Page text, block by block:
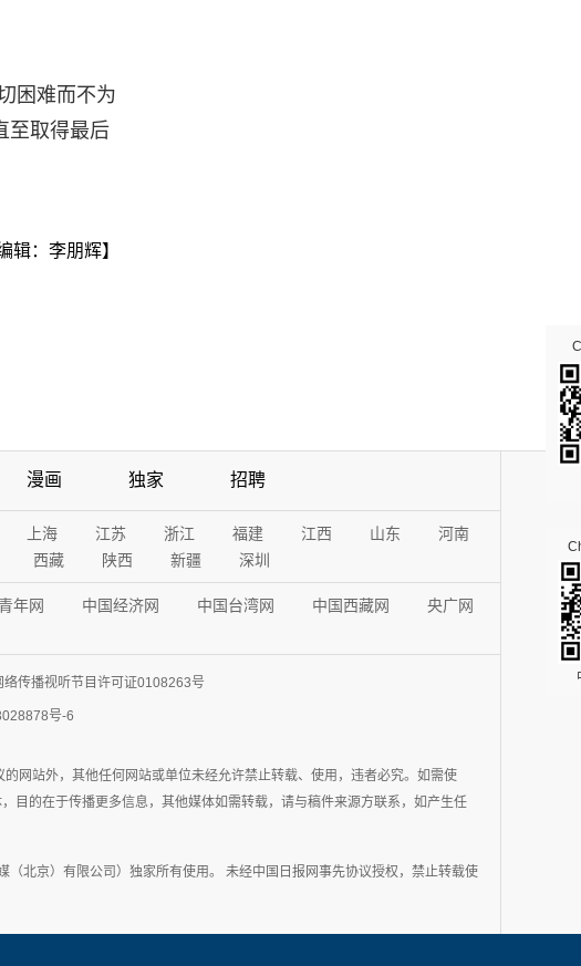
困难而不为
至取得最后
辑：李朋辉】
漫画 独家 招聘
上海 江苏 浙江 福建 江西 山东
河南
西藏 陕西 新疆 深圳
年网 中国经济网 中国台湾网 中国西藏网
央广网
络传播视听节目许可证0108263号
号-6
网站外，其他任何网站或单位未经允许禁止转载、使用，违者必究。如需使
目的在于传播更多信息，其他媒体如需转载，请与稿件来源方联系，如产生任
北京）有限公司）独家所有使用。 未经中国日报网事先协议授权，禁止转载使